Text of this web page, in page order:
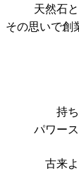
天然石
その思いで創
持
パワー
古来